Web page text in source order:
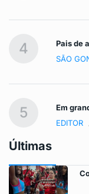
4
Pais de
SÃO
5
Em
EDITOR
Últimas